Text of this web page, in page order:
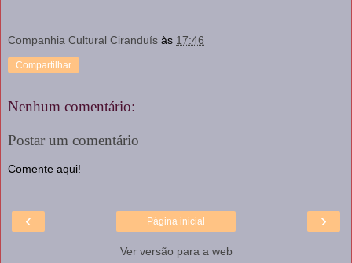
Companhia Cultural Ciranduís às 17:46
Compartilhar
Nenhum comentário:
Postar um comentário
Comente aqui!
‹ ›
Página inicial
Ver versão para a web